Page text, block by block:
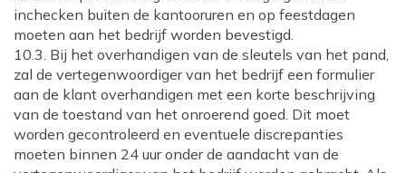
inchecken buiten de kantooruren en op feestdagen
moeten aan het bedrijf worden bevestigd.
10.3. Bij het overhandigen van de sleutels van het pand,
zal de vertegenwoordiger van het bedrijf een formulier
aan de klant overhandigen met een korte beschrijving
van de toestand van het onroerend goed. Dit moet
worden gecontroleerd en eventuele discrepanties
moeten binnen 24 uur onder de aandacht van de